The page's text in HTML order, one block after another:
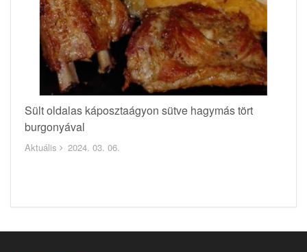
Sült oldalas káposztaágyon sütve hagymás tört
burgonyával
Aktuális 2024. 03. 06.